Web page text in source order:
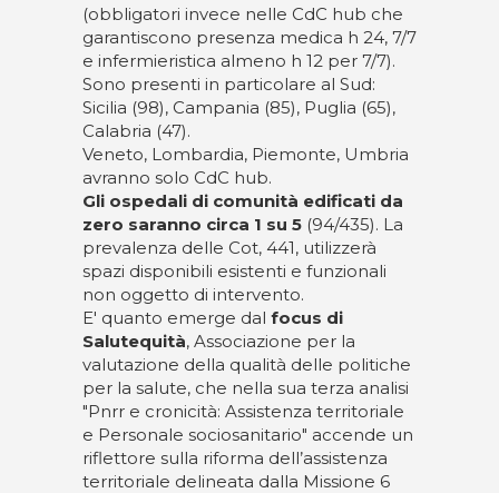
(obbligatori invece nelle CdC hub che
garantiscono presenza medica h 24, 7/7
e infermieristica almeno h 12 per 7/7).
Sono presenti in particolare al Sud:
Sicilia (98), Campania (85), Puglia (65),
Calabria (47).
Veneto, Lombardia, Piemonte, Umbria
avranno solo CdC hub.
Gli ospedali di comunità edificati da
zero saranno circa 1 su 5 (94/435). La
prevalenza delle Cot, 441, utilizzerà
spazi disponibili esistenti e funzionali
non oggetto di intervento.
E' quanto emerge dal focus di
Salutequità, Associazione per la
valutazione della qualità delle politiche
per la salute, che nella sua terza analisi
"Pnrr e cronicità: Assistenza territoriale
e Personale sociosanitario" accende un
riflettore sulla riforma dell’assistenza
territoriale delineata dalla Missione 6